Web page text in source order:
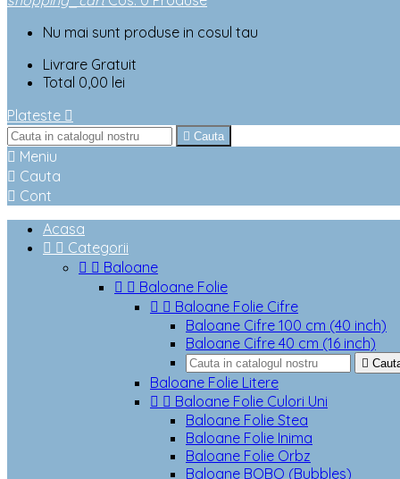
Nu mai sunt produse in cosul tau
Livrare Gratuit
Total 0,00 lei
Plateste 
 Cauta
 Meniu
 Cauta
 Cont
Acasa
  Categorii
  Baloane
  Baloane Folie
  Baloane Folie Cifre
Baloane Cifre 100 cm (40 inch)
Baloane Cifre 40 cm (16 inch)

Baloane Folie Litere
  Baloane Folie Culori Uni
Baloane Folie Stea
Baloane Folie Inima
Baloane Folie Orbz
Baloane BOBO (Bubbles)